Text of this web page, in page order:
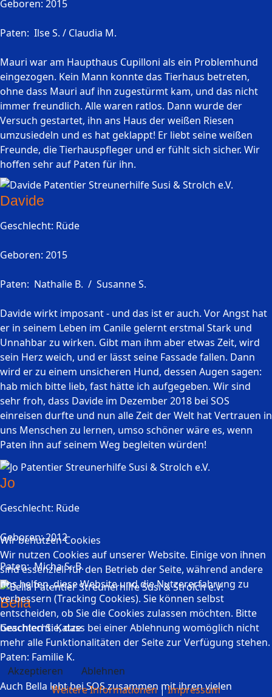
Geboren: 2015
Paten: Ilse S. / Claudia M.
Mauri war am Haupthaus Cupilloni als ein Problemhund
eingezogen. Kein Mann konnte das Tierhaus betreten,
ohne dass Mauri auf ihn zugestürmt kam, und das nicht
immer freundlich. Alle waren ratlos. Dann wurde der
Versuch gestartet, ihn ans Haus der weißen Riesen
umzusiedeln und es hat geklappt! Er liebt seine weißen
Freunde, die Tierhauspfleger und er fühlt sich sicher. Wir
hoffen sehr auf Paten für ihn.
Davide
Geschlecht: Rüde
Geboren: 2015
Paten: Nathalie B. / Susanne S.
Davide wirkt imposant - und das ist er auch. Vor Angst hat
er in seinem Leben im Canile gelernt erstmal Stark und
Unnahbar zu wirken. Gibt man ihm aber etwas Zeit, wird
sein Herz weich, und er lässt seine Fassade fallen. Dann
wird er zu einem unsicheren Hund, dessen Augen sagen:
hab mich bitte lieb, fast hätte ich aufgegeben. Wir sind
sehr froh, dass Davide im Dezember 2018 bei SOS
einreisen durfte und nun alle Zeit der Welt hat Vertrauen in
uns Menschen zu lernen, umso schöner wäre es, wenn
Paten ihn auf seinem Weg begleiten würden!
Jo
Geschlecht: Rüde
Geboren: 2012
Paten: Micha S.-B.
Bella
Geschlecht: Katze
Paten: Familie K.
Auch Bella lebt bei SOS zusammen mit ihren vielen
Wir benutzen Cookies
Wir nutzen Cookies auf unserer Website. Einige von ihnen
sind essenziell für den Betrieb der Seite, während andere
uns helfen, diese Website und die Nutzererfahrung zu
verbessern (Tracking Cookies). Sie können selbst
entscheiden, ob Sie die Cookies zulassen möchten. Bitte
beachten Sie, dass bei einer Ablehnung womöglich nicht
mehr alle Funktionalitäten der Seite zur Verfügung stehen.
Akzeptieren
Ablehnen
Weitere Informationen|Impressum